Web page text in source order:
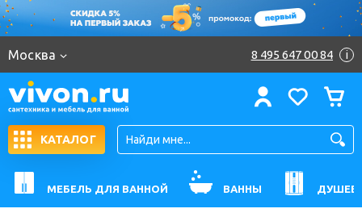
Москва 8 495 647 00 84 i
КАТАЛОГ
МЕБЕЛЬ ДЛЯ ВАННОЙ ВАННЫ